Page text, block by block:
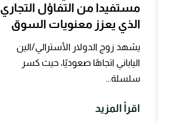
مستفيدا من التفاؤل التجاري
الذي يعزز معنويات السوق
يشهد زوج الدولار الأسترالي/الين
الياباني اتجاهًا صعوديًا، حيث كسر
سلسلة...
اقرأ المزيد